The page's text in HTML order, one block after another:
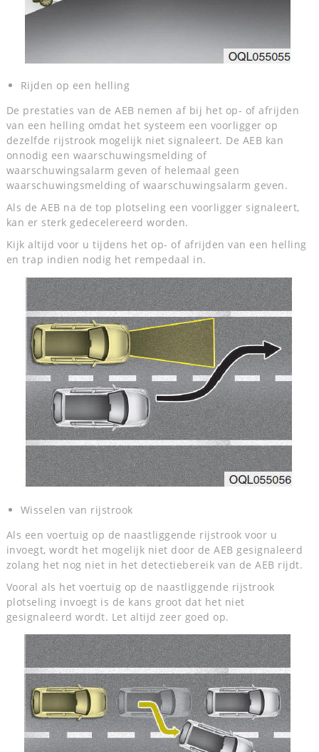
Rijden op een helling
De prestaties van de AEB nemen af bij het op- of afrijden
van een helling omdat het systeem een voorligger op
dezelfde rijstrook mogelijk niet signaleert. De AEB kan
onnodig een waarschuwingsmelding of
waarschuwingsalarm geven of helemaal geen
waarschuwingsmelding of waarschuwingsalarm geven.
Als de AEB na de top plotseling een voorligger signaleert,
kan er sterk gedecelereerd worden.
Kijk altijd voor u tijdens het op- of afrijden van een helling
en trap indien nodig het rempedaal in.
Wisselen van rijstrook
Als een voertuig op de naastliggende rijstrook voor u
invoegt, wordt het mogelijk niet door de AEB gesignaleerd
zolang het nog niet in het detectiebereik van de AEB rijdt.
Vooral als het voertuig op de naastliggende rijstrook
plotseling invoegt is de kans groot dat het niet
gesignaleerd wordt. Let altijd zeer goed op.